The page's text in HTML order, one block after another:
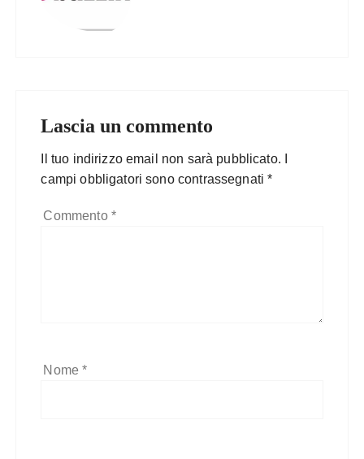
Lascia un commento
Il tuo indirizzo email non sarà pubblicato.
campi obbligatori sono contrassegnati*
Commento *
Nome*